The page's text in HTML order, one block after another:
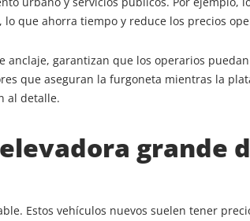
que ahorra tiempo y reduce los precios
anclaje, garantizan que los operarios
que aseguran la furgoneta mientras la
al detalle.
grande
Estos vehículos nuevos suelen tener